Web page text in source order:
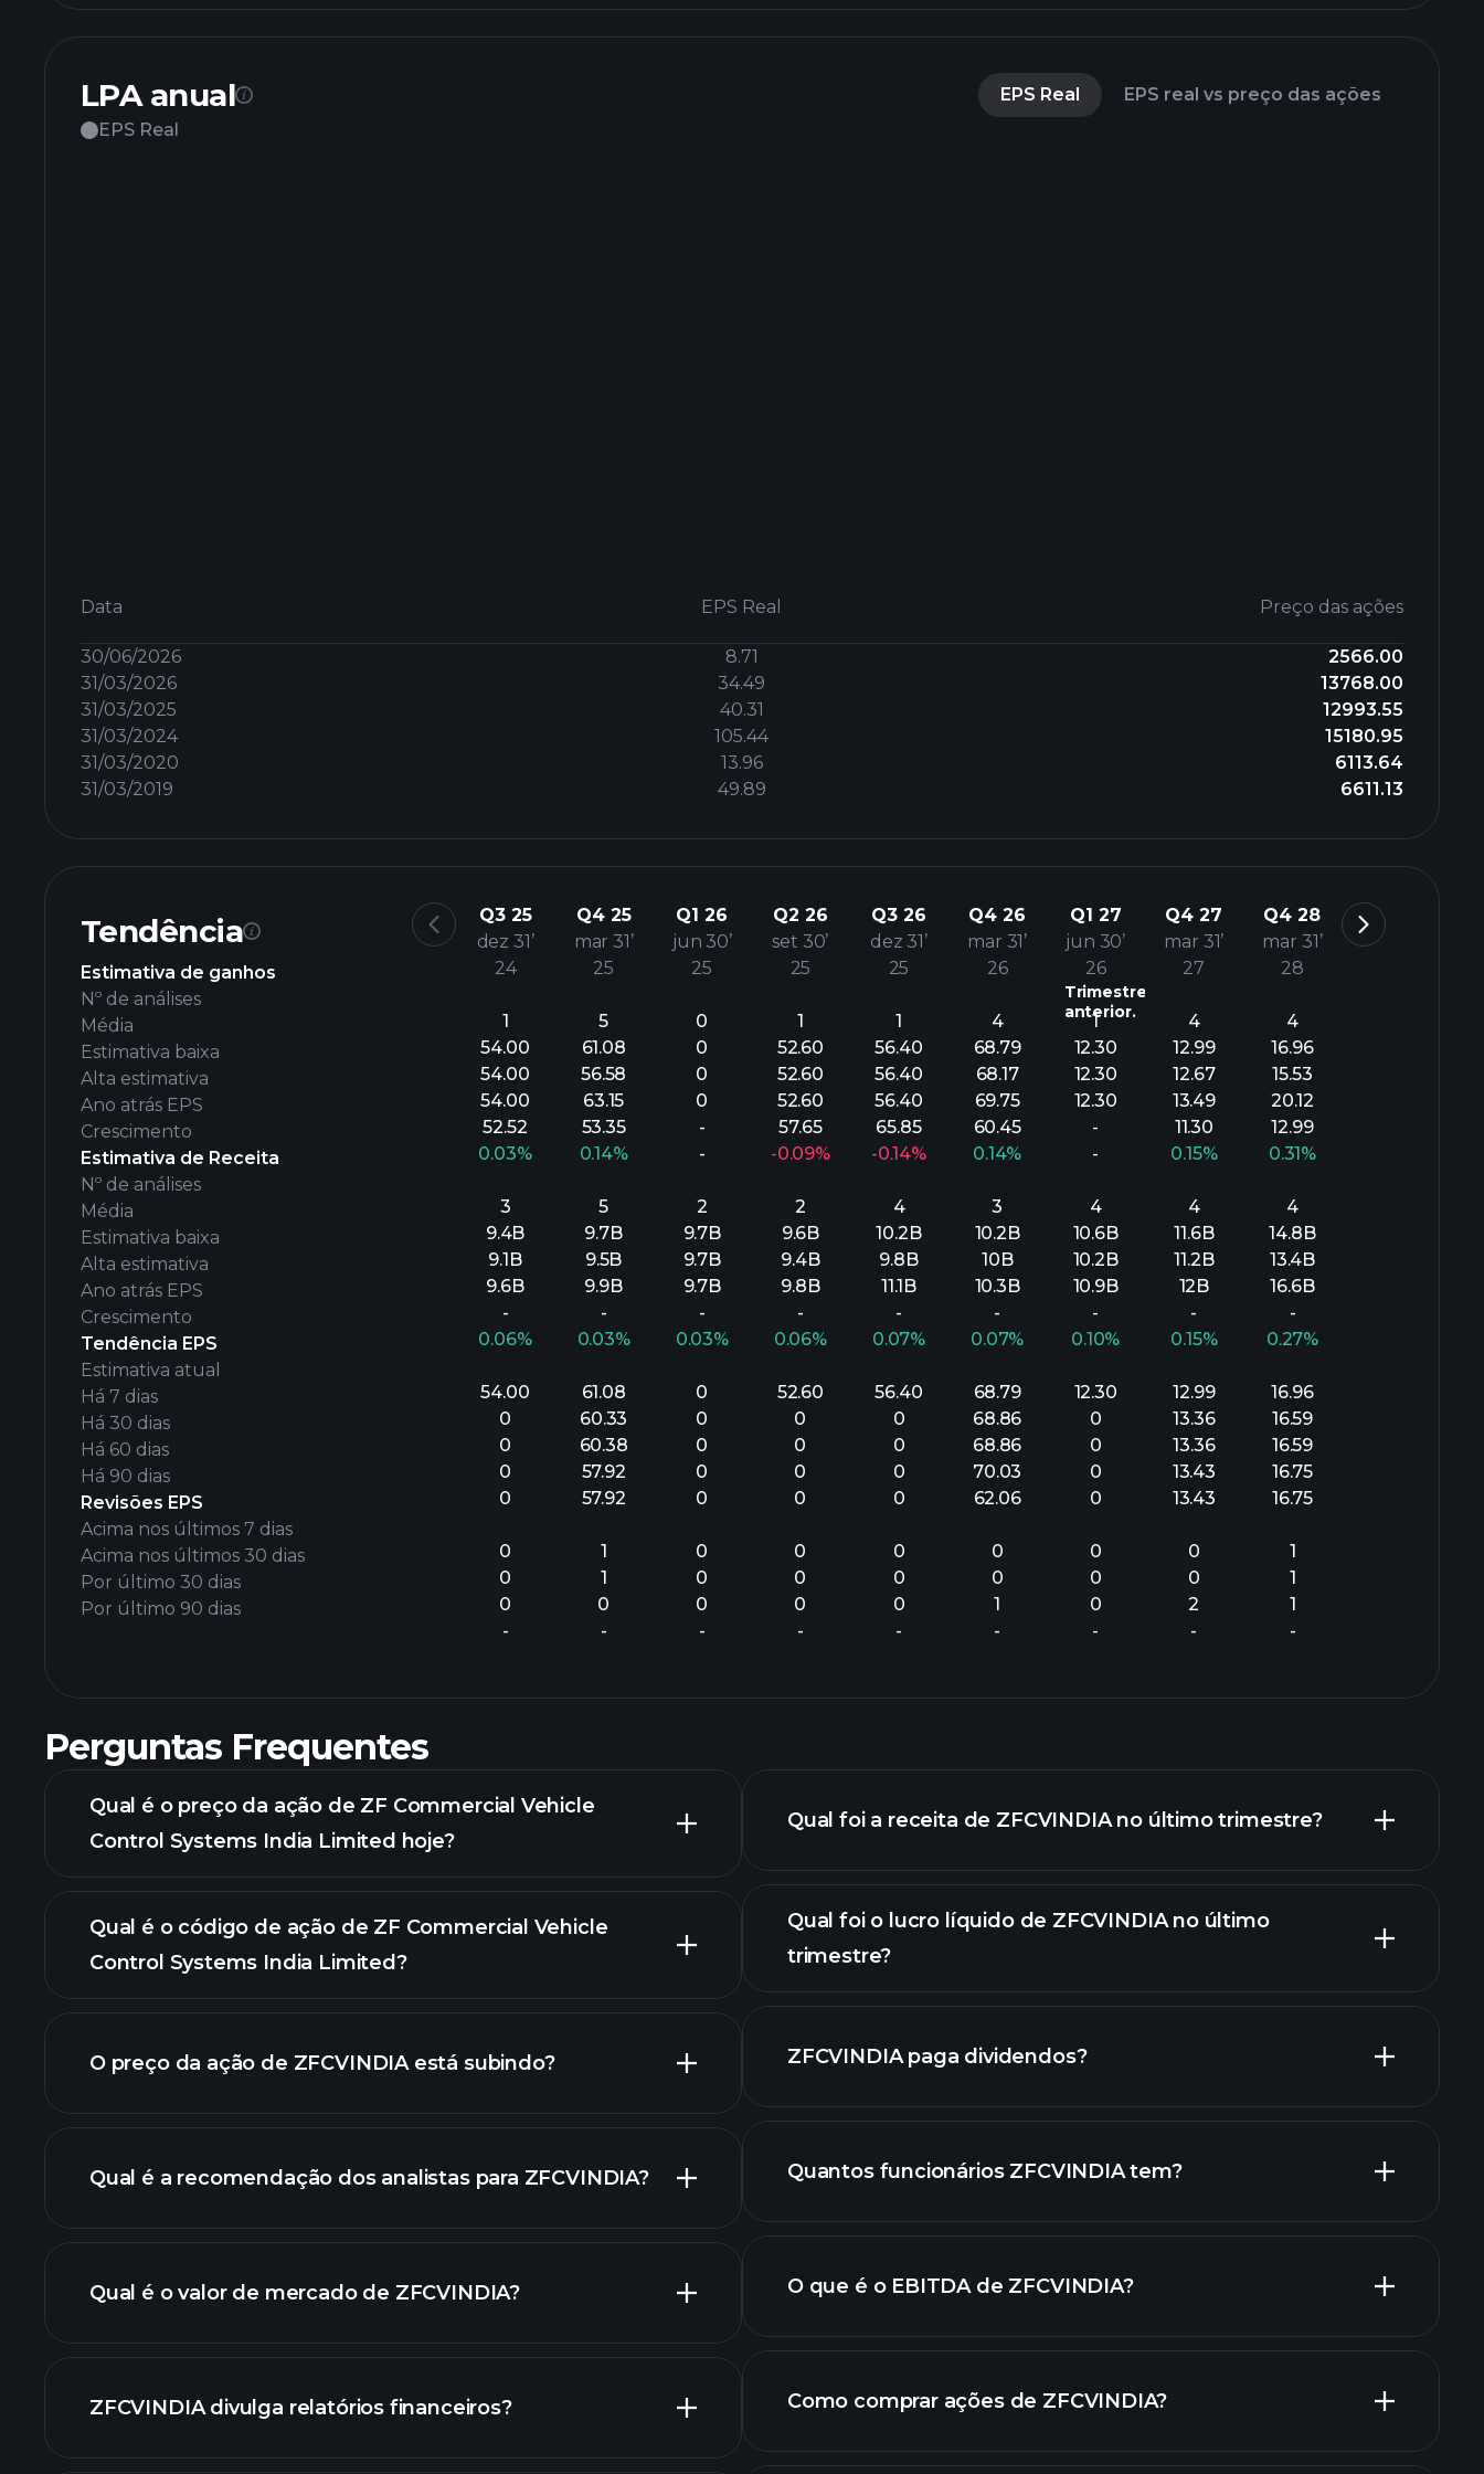
LPA anual EPS Real
EPS real vs preço das ações
EPS Real
Data EPS Real Preço das ações
30/06/2026 8.71
2566.00
31/03/2026
34.49
13768.00
31/03/2025
40.31
12993.55
31/03/2024
105.44
15180.95
31/03/2020
13.96
6113.64
31/03/2019
49.89 6611.13
Tendência
Estimativa de ganhos
Nº de análises
Média
Estimativa baixa
Alta estimativa
Ano atrás EPS
Crescimento
Estimativa de Receita
Nº de análises
Média
Estimativa baixa
Alta estimativa
Ano atrás EPS
Crescimento
Tendência EPS
Estimativa atual
Há 7 dias
Há 30 dias
Há 60 dias
Há 90 dias
Revisões EPS
Acima nos últimos 7 dias
Acima nos últimos 30 dias
Por último 30 dias
Por último 90 dias
Q3 25
dez 31’
24
1
54.00
54.00
54.00
52.52
0.03%
3
9.4B
9.1B
9.6B
-
0.06%
54.00
0
0
0
0
0
0
0
-
Q4 25
mar 31’
25
5
61.08
56.58
63.15
53.35
0.14%
5
9.7B
9.5B
9.9B
-
0.03%
61.08
60.33
60.38
57.92
57.92
1
1
0
-
Q1 26
jun 30’
25
0
0
0
0
-
-
2
9.7B
9.7B
9.7B
-
0.03%
0
0
0
0
0
0
0
0
-
Q2 26
set 30’
25
1
52.60
52.60
52.60
57.65
-0.09%
2
9.6B
9.4B
9.8B
-
0.06%
52.60
0
0
0
0
0
0
0
-
Q3 26
dez 31’
25
1
56.40
56.40
56.40
65.85
-0.14%
4
10.2B
9.8B
11.1B
-
0.07%
56.40
0
0
0
0
0
0
0
-
Q4 26
mar 31’
26
4
68.79
68.17
69.75
60.45
0.14%
3
10.2B
10B
10.3B
-
0.07%
68.79
68.86
68.86
70.03
62.06
0
0
1
-
Q1 27
jun 30’
26
Trimestre
anterior.
1
12.30
12.30
12.30
-
-
4
10.6B
10.2B
10.9B
-
0.10%
12.30
0
0
0
0
0
0
0
-
Q4 27
mar 31’
27
4
12.99
12.67
13.49
11.30
0.15%
4
11.6B
11.2B
12B
-
0.15%
12.99
13.36
13.36
13.43
13.43
0
0
2
-
Q4 28
mar 31’
28
4
16.96
15.53
20.12
12.99
0.31%
4
14.8B
13.4B
16.6B
-
0.27%
16.96
16.59
16.59
16.75
16.75
1
1
1
-
Perguntas Frequentes
Qual é o preço da ação de ZF Commercial Vehicle
Control Systems India Limited hoje?
Qual é o código de ação de ZF Commercial Vehicle
Control Systems India Limited?
O preço da ação de ZFCVINDIA está subindo?
ZFCVINDIA.
Qual é a recomendação dos analistas para ZFCVINDIA?
Qual é o valor de mercado de ZFCVINDIA?
nossa lista de ações
ZFCVINDIA divulga relatórios financeiros?
Qual foi a receita de ZFCVINDIA no último trimestre?
relatórios financeiros de
Qual foi o lucro líquido de ZFCVINDIA no último
trimestre?
relatórios financeiros de
ZFCVINDIA paga dividendos?
ações de alto
Quantos funcionários ZFCVINDIA tem?
O que é o EBITDA de ZFCVINDIA?
relatórios
Como comprar ações de ZFCVINDIA?